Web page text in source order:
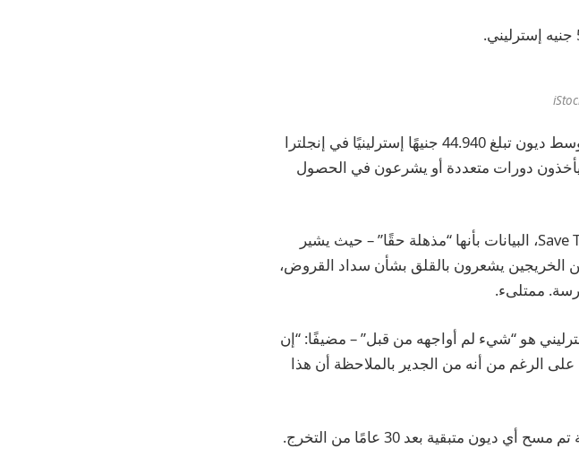
وقال متحدث باسم SLC إن الخريجين يتركون الجامعة بمتوسط ​​ديون تبلغ 44.940 جنيهًا إسترلينيًا في إنجلترا
يأخذون دورات متعددة أو يشرعون في الحصول
ووصف توم ألينجهام، المتحدث باسم منظمة Save The Student، البيانات بأنها “مذهلة حقًا” – حيث يشير
أجراه موقع التمويل مؤخرًا إلى أن 67% من الخريجين يشعرون بالقلق بشأن سداد القروض،
إن الرصيد البالغ 231 ألف جنيه إسترليني هو “شيء لم أواجهه من قبل” – مضيفًا: “إن
الرغم من أنه من الجدير بالملاحظة أن هذا
متبقية بعد 30 عامًا من التخرج.